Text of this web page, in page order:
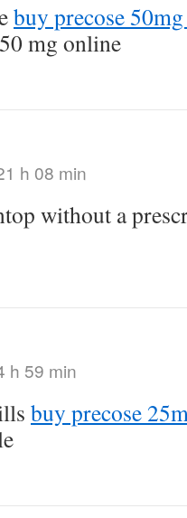
buy precose
mg online
h 08 min
without a
h 59 min
buy precose